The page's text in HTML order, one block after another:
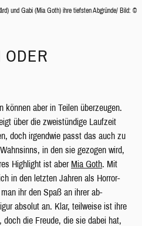
und Gabi (Mia Goth) ihre tiefsten Abgründe/ Bild: ©
ODER
können aber in Teilen überzeugen.
über die zweistündige Laufzeit
doch irgendwie passt das auch zu
in den sie gezogen wird,
Highlight ist aber Mia Goth. Mit
in den letzten Jahren als Horror-
ihr den Spaß an ihrer ab-
absolut an. Klar, teilweise ist ihre
doch die Freude, die sie dabei hat,